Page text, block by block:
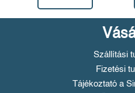
Szállítási
Fizetési
Tájékoztató a